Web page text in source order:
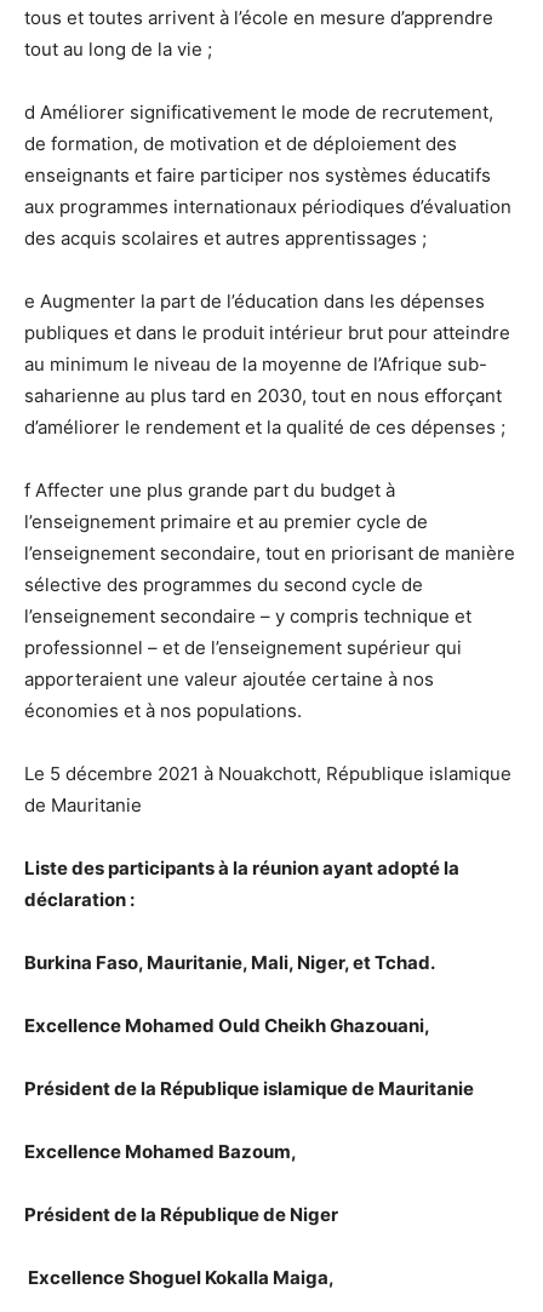
tous et toutes arrivent à l’école en mesure d’apprendre
tout au long de la vie ;
d Améliorer significativement le mode de recrutement,
de formation, de motivation et de déploiement des
enseignants et faire participer nos systèmes éducatifs
aux programmes internationaux périodiques d’évaluation
des acquis scolaires et autres apprentissages ;
e Augmenter la part de l’éducation dans les dépenses
publiques et dans le produit intérieur brut pour atteindre
au minimum le niveau de la moyenne de l’Afrique sub-
saharienne au plus tard en 2030, tout en nous efforçant
d’améliorer le rendement et la qualité de ces dépenses ;
f Affecter une plus grande part du budget à
l’enseignement primaire et au premier cycle de
l’enseignement secondaire, tout en priorisant de manière
sélective des programmes du second cycle de
l’enseignement secondaire – y compris technique et
professionnel – et de l’enseignement supérieur qui
apporteraient une valeur ajoutée certaine à nos
économies et à nos populations.
Le 5 décembre 2021 à Nouakchott, République islamique
de Mauritanie
Liste des participants à la réunion ayant adopté la
déclaration :
Burkina Faso, Mauritanie, Mali, Niger, et Tchad.
Excellence Mohamed Ould Cheikh Ghazouani,
Président de la République islamique de Mauritanie
Excellence Mohamed Bazoum,
Président de la République de Niger
Excellence Shoguel Kokalla Maiga,